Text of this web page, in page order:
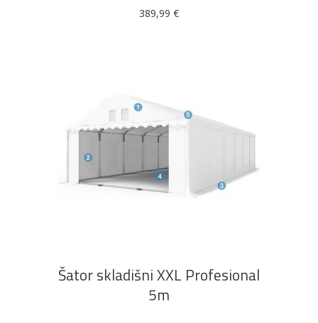
389,99 €
Šator skladišni XXL Profesional
5m